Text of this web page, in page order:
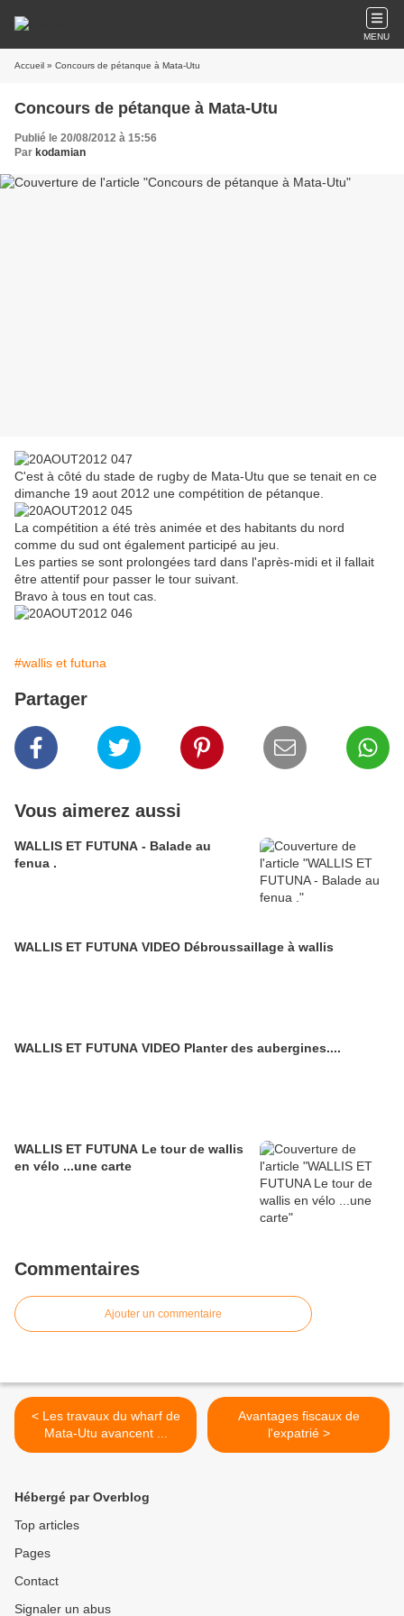
MENU
Accueil » Concours de pétanque à Mata-Utu
Concours de pétanque à Mata-Utu
Publié le 20/08/2012 à 15:56
Par kodamian
C'est à côté du stade de rugby de Mata-Utu que se tenait en ce
dimanche 19 aout 2012 une compétition de pétanque.
La compétition a été très animée et des habitants du nord
comme du sud ont également participé au jeu.
Les parties se sont prolongées tard dans l'après-midi et il fallait
être attentif pour passer le tour suivant.
Bravo à tous en tout cas.
#wallis et futuna
Partager
Vous aimerez aussi
WALLIS ET FUTUNA - Balade au
fenua .
WALLIS ET FUTUNA VIDEO Débroussaillage à wallis
WALLIS ET FUTUNA VIDEO Planter des aubergines....
WALLIS ET FUTUNA Le tour de wallis
en vélo ...une carte
Commentaires
Ajouter un commentaire
< Les travaux du wharf de
Mata-Utu avancent ...
Avantages fiscaux de
l'expatrié >
Hébergé par Overblog
Top articles
Pages
Contact
Signaler un abus